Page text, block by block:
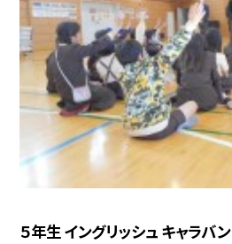
５年生 イングリッシュ キャラバン